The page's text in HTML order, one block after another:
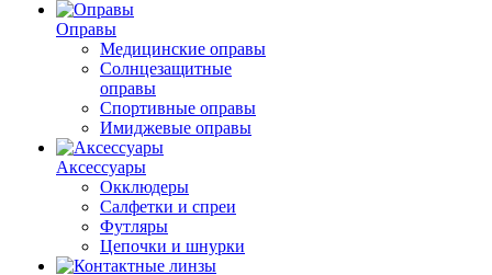
Оправы
Медицинские оправы
Солнцезащитные
оправы
Спортивные оправы
Имиджевые оправы
Аксессуары
Окклюдеры
Салфетки и спреи
Футляры
Цепочки и шнурки